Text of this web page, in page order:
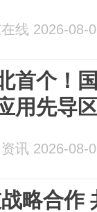
在线 2026-08-
首个！
用先导
讯 2026-08-
略合